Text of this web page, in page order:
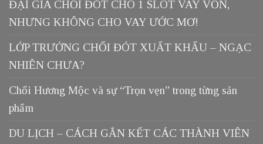
ĐẠI GIA CHỔI ĐÓT CHO 1 SLOT VAY VỐN,
NHƯNG KHÔNG CHO VAY ƯỚC MƠ!
LỚP TRƯỞNG CHỔI ĐÓT XUẤT KHẨU – NGẠC
NHIÊN CHƯA?
Chổi Hương Mộc và sự “Trọn vẹn” trong từng sản
phẩm
DU LỊCH – CÁCH GẮN KẾT CÁC THÀNH VIÊN